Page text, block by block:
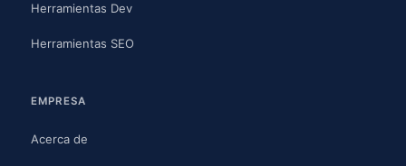
Herramientas Dev
Herramientas SEO
EMPRESA
Acerca de